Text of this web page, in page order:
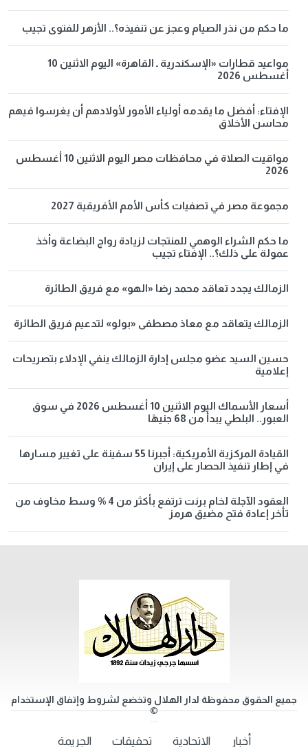
ما حكم من نذر الصيام وعجز عن تنفيذه؟.. الأزهر للفتوى تجيب
مواعيد قطارات «الإسكندرية ـ القاهرة» اليوم الاثنين 10
أغسطس 2026
الإفتاء: أفضل ما يقدمه أولياء الأمور لأولادهم أن يغرسوا فيهم
محاسن الأخلاق
مواقيت الصلاة في محافظات مصر اليوم الاثنين 10 أغسطس
2026
مجموعة مصر في تصفيات كأس الأمم الأفريقية 2027
ما حكم الشراء الوهمي للمنتجات لزيادة رواج البضاعة وأخذ
عمولة على ذلك؟.. الإفتاء تجيب
الزمالك يجدد تعاقد محمد رضا «الهو» مع فريق الطائرة
الزمالك يتعاقد مع معاذ مصطفى «بولو» لتدعيم فريق الطائرة
حسين السيد عضو مجلس إدارة الزمالك ينفي الإدلاء بتصريحات
إعلامية
أسعار الأسماك اليوم الاثنين 10 أغسطس 2026 في سوق
العبور.. البلطي يبدأ من 68 جنيهًا
القيادة المركزية الأمريكية: أجبرنا 55 سفينة على تغيير مسارها
في إطار تنفيذ الحصار على إيران
العقود الآجلة لخام برنت ترتفع بأكثر من 4 % وسط مخاوف من
تأخر إعادة فتح مضيق هرمز
جميع الحقوق محفوظة لدار الهلال وتخضع لشروط وإتفاق الإستخدام
©
أخبار الاتحادية تحقيقات الجريمة